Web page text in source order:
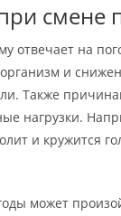
смене
отвечает на
и
Также
нагрузки.
и кружится
может